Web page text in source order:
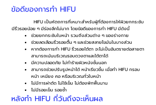
ข้อดีของการทำ HIFU
HIFU เป็นหัตถการที่เหมาะสำหรับผู้ที่ต้องการให้ผิวยกกระชับ
มีริ้วรอยน้อย ๆ มีร่องลึกไม่มาก โดยข้อดีของการทำ HIFU มีดังนี้
ช่วยยกกระชับใบหน้า รวมถึงส่วนต่าง ๆ ของร่างกาย
ช่วยลดเลือนริ้วรอยตื้น ๆ และช่วยสลายไขมันในบางส่วน
หากต้องการทำ HIFU ริ้วรอยใต้ตา จะไม่เป็นอันตรายต่อสายตา
สามารถเน้นบริเวณรอบดวงตาและใต้ตาได้
มีความปลอดภัย ไม่ทำร้ายผิวหนังชั้นนอก
สามารถช่วยปรับรูปหน้าได้ หน้าเรียวขึ้น เมื่อทำ HIFU กรอบ
หน้า เหนียง คอ หรือบริเวณทั่วใบหน้า
ไม่มีการผ่าตัด ไม่ใช้เข็ม ไม่ต้องพักฟื้นนาน
ไม่มีรอยเข็ม รอยช้ำ
หลังทำ HIFU กี่วันถึงจะเห็นผล